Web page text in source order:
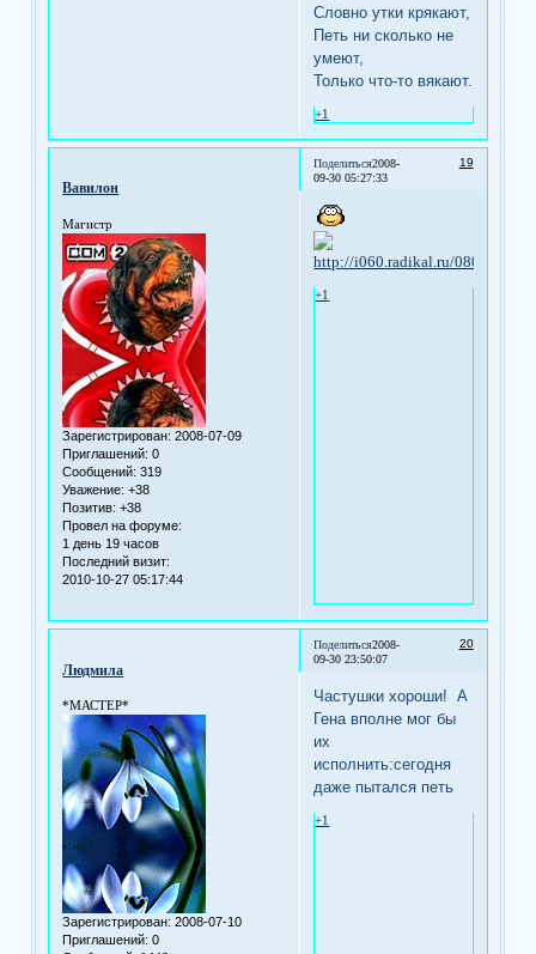
Словно утки крякают,
Петь ни сколько не
умеют,
Только что-то вякают.
+1
Поделиться 19
2008-
09-30 05:27:33
Вавилон
Магистр
Зарегистрирован: 2008-07-09
Приглашений: 0
Сообщений: 319
Уважение: +38
Позитив: +38
Провел на форуме:
1 день 19 часов
Последний визит:
2010-10-27 05:17:44
+1
Поделиться 20
2008-
09-30 23:50:07
Людмила
*МАСТЕР*
Зарегистрирован: 2008-07-10
Приглашений: 0
Частушки хороши! А
Гена вполне мог бы
их
исполнить:сегодня
даже пытался петь
+1